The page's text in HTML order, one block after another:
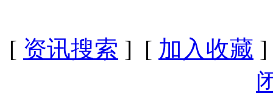
[ 资讯搜索 ] [ 加入收藏